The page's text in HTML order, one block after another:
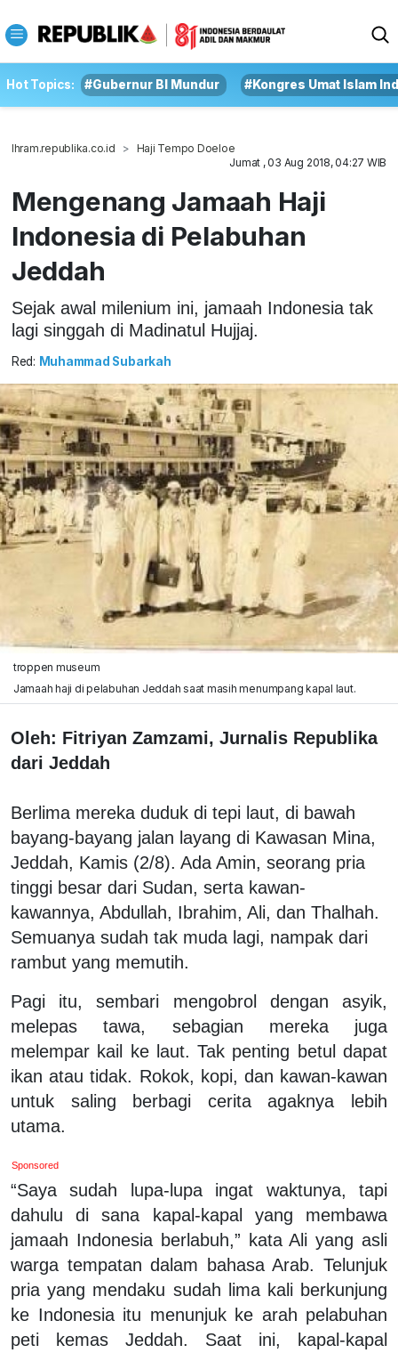
Hot Topics: #Gubernur BI Mundur #Kongres Umat Islam
Ihram.republika.co.id
Haji Tempo Doeloe
Jumat , 03 Aug 2018, 04:27 WIB
Mengenang Jamaah Haji
Indonesia di Pelabuhan
Jeddah
Sejak awal milenium ini, jamaah Indonesia tak
lagi singgah di Madinatul Hujjaj.
Red: Muhammad Subarkah
troppen museum
Jamaah haji di pelabuhan Jeddah saat masih menumpang kapal laut.
Oleh: Fitriyan Zamzami, Jurnalis Republika
dari Jeddah
Berlima mereka duduk di tepi laut, di bawah
bayang-bayang jalan layang di Kawasan Mina,
Jeddah, Kamis (2/8). Ada Amin, seorang pria
tinggi besar dari Sudan, serta kawan-
kawannya, Abdullah, Ibrahim, Ali, dan Thalhah.
Semuanya sudah tak muda lagi, nampak dari
rambut yang memutih.
Pagi itu, sembari mengobrol dengan asyik,
melepas tawa, sebagian mereka juga
melempar kail ke laut. Tak penting betul dapat
ikan atau tidak. Rokok, kopi, dan kawan-kawan
untuk saling berbagi cerita agaknya lebih
utama.
Sponsored
“Saya sudah lupa-lupa ingat waktunya, tapi
dahulu di sana kapal-kapal yang membawa
jamaah Indonesia berlabuh,” kata Ali yang asli
warga tempatan dalam bahasa Arab. Telunjuk
pria yang mendaku sudah lima kali berkunjung
ke Indonesia itu menunjuk ke arah pelabuhan
peti kemas Jeddah. Saat ini, kapal-kapal